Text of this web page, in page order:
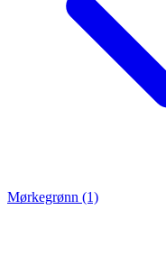
Mørkegrønn (1)